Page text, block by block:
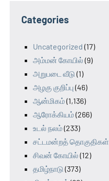
Categories
Uncategorized (17)
அம்மன் கோயில் (9)
அறுபடை வீடு (1)
அழகு குறிப்பு (46)
ஆன்மிகம்(1,136)
ஆரோக்கியம்(266)
உடல் நலம்(233)
சட்டமன்றத் தொகுதிகள்
சிவன் கோயில் (12)
தமிழ்நாடு (373)